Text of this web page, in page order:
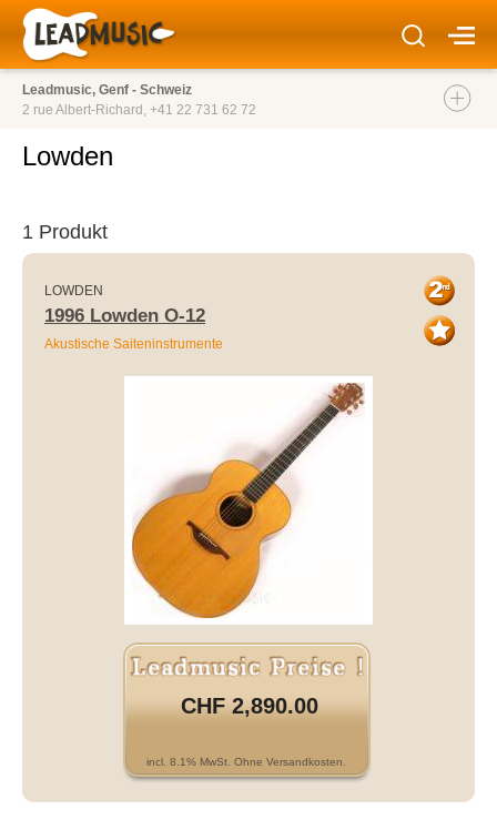
Leadmusic, Genf - Schweiz
2 rue Albert-Richard, +41 22 731 62 72
Lowden
1 Produkt
LOWDEN
1996 Lowden O-12
Akustische Saiteninstrumente
CHF 2,890.00
incl. 8.1% MwSt. Ohne Versandkosten.